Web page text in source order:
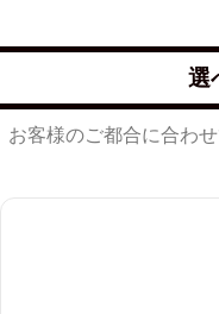
選
お客様のご都合に合わ